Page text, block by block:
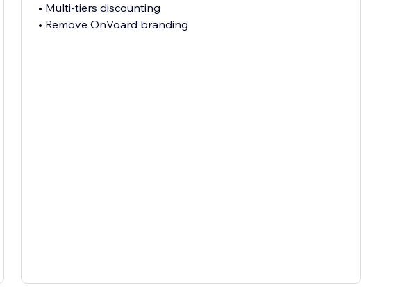
• Multi-tiers discounting
• Remove OnVoard branding